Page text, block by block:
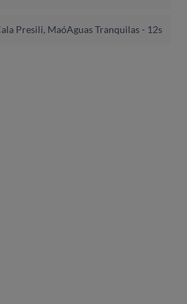
Presili, MaóAguas Tranquilas - 12s